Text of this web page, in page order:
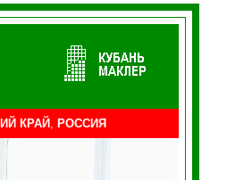
КРАЙ , РОССИЯ